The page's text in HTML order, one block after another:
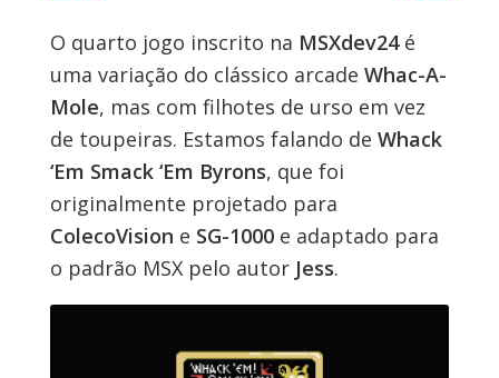
O quarto jogo inscrito na MSXdev24é
uma variação do clássico arcade Whac-A-
Mole, mas com filhotes de urso em vez
de toupeiras. Estamos falando de Whack
‘Em Smack ‘Em Byrons, que foi
originalmente projetado para
ColecoVision e SG-1000e adaptado para
o padrão MSX pelo autor Jess.